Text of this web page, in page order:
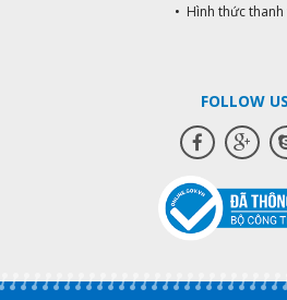
• Hình thức
FOLLOW US